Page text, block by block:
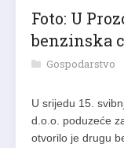
Foto: U
benzinska
Gospodarstvo
U srijedu 15.
d.o.o. poduzeće
otvorilo je drugu